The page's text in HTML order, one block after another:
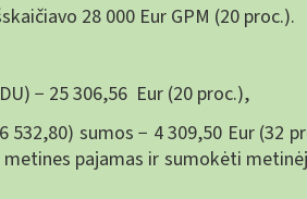
28 000 Eur GPM (20 proc.).
− 25 306,56 Eur (20 proc.),
532,80) sumos − 4 309,50 Eur
pajamas ir sumokėti